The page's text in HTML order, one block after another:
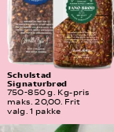
Schulstad
Signaturbrød
750-850 g. Kg-pris
maks. 20,00. Frit
valg. 1 pakke